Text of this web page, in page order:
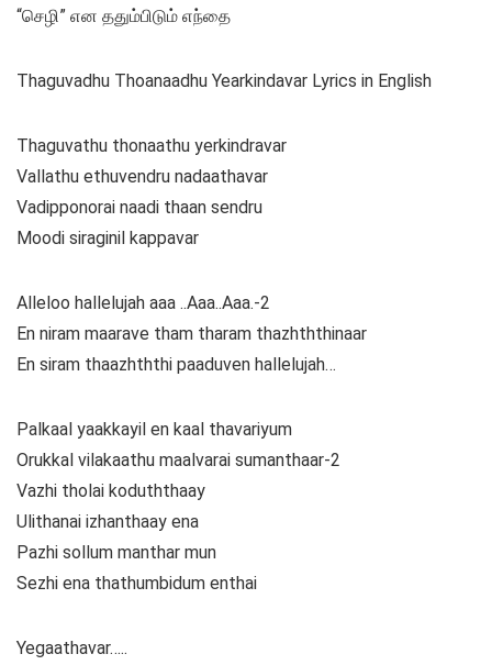
“செழி” என ததும்பிடும் எந்தை
Thaguvadhu Thoanaadhu Yearkindavar Lyrics in English
Thaguvathu thonaathu yerkindravar
Vallathu ethuvendru nadaathavar
Vadipponorai naadi thaan sendru
Moodi siraginil kappavar
Alleloo hallelujah aaa ..Aaa..Aaa.-2
En niram maarave tham tharam thazhththinaar
En siram thaazhththi paaduven hallelujah…
Palkaal yaakkayil en kaal thavariyum
Orukkal vilakaathu maalvarai sumanthaar-2
Vazhi tholai koduththaay
Ulithanai izhanthaay ena
Pazhi sollum manthar mun
Sezhi ena thathumbidum enthai
Yegaathavar…..